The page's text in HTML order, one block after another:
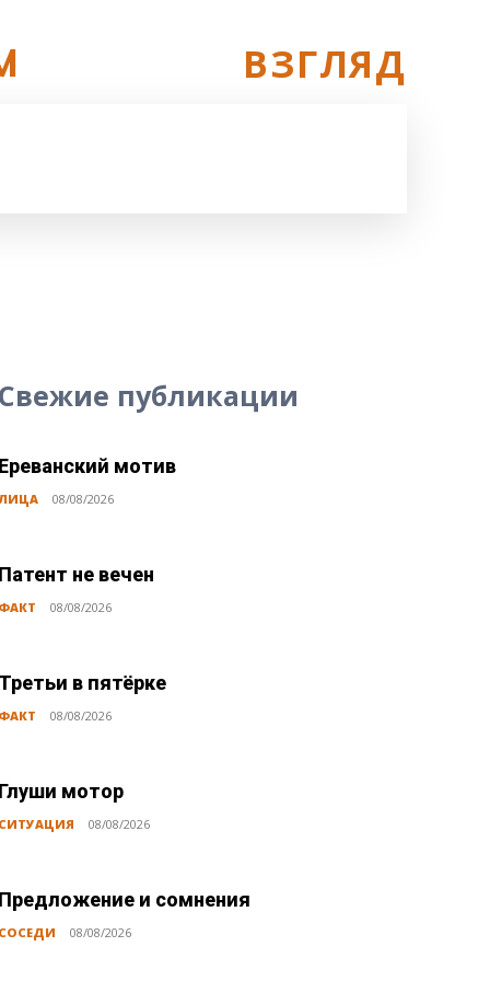
ВЗГЛЯД
Свежие публикации
Ереванский мотив
08/08/2026
Патент не вечен
ФАКТ 08/08/2026
Третьи в пятёрке
ФАКТ 08/08/2026
Глуши мотор
СИТУАЦИЯ 08/08/2026
Предложение и сомнения
СОСЕДИ 08/08/2026